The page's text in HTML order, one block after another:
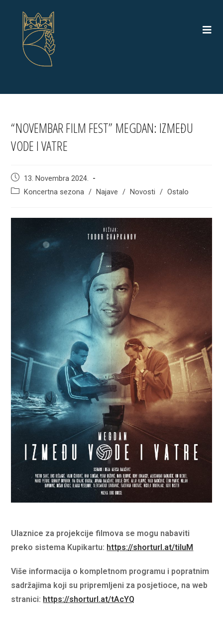
“NOVEMBAR FILM FEST” MEGDAN: IZMEĐU
VODE I VATRE
Post
published:
13. Novembra 2024.
PostKoncertna sezona / Najave / Novosti / Ostalo
Ulaznice za projekcije filmova se mogu nabaviti
preko sistema Kupikartu: https://shorturl.at/tiIuM
Više informacija o kompletnom programu i popratnim
sadržajima koji su pripremljeni za posjetioce, na web
stranici: https://shorturl.at/tAcYQ